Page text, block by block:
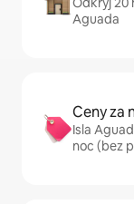
Aguada
Ceny za
Isla
noc (bez